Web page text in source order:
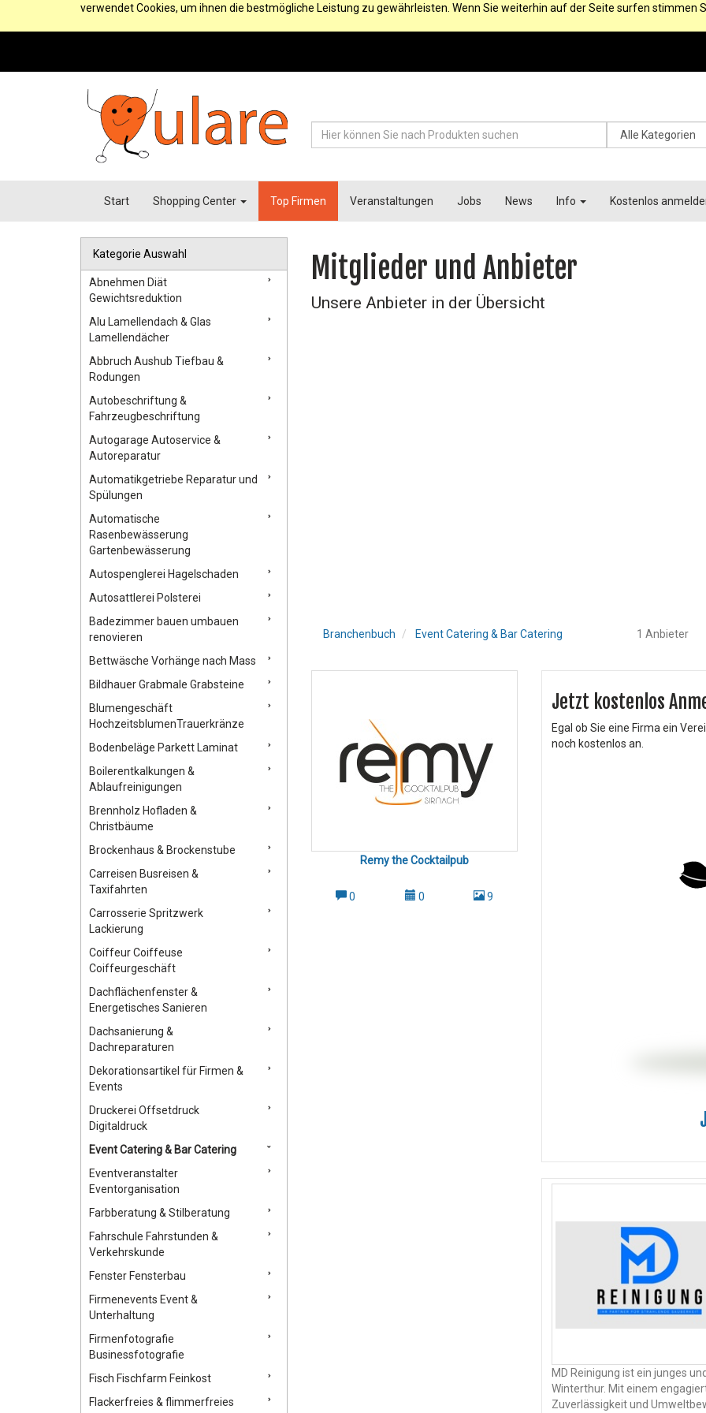
verwendet Cookies, um ihnen die bestmögliche Leistung zu gewährleisten. Wenn Sie weiterhin auf der Seite surfen stimmen
Start Shopping Center Top Firmen Veranstaltungen Jobs News Info Kostenlos
Mitglieder und Anbieter
Unsere Anbieter in der Übersicht
Branchenbuch Event Catering & Bar Catering 1 Anbieter
Jetzt kostenlos
Egal ob Sie eine Firma ein
noch kostenlos an.
Remy the Cocktailpub
0 0 9
MD Reinigung ist ein junges
Winterthur. Mit einem
Zuverlässigkeit und
Kategorie Auswahl
Abnehmen Diät
Gewichtsreduktion
Alu Lamellendach & Glas
Lamellendächer
Abbruch Aushub Tiefbau &
Rodungen
Autobeschriftung &
Fahrzeugbeschriftung
Autogarage Autoservice &
Autoreparatur
Automatikgetriebe Reparatur und
Spülungen
Automatische
Rasenbewässerung
Gartenbewässerung
Autospenglerei Hagelschaden
Autosattlerei Polsterei
Badezimmer bauen umbauen
renovieren
Bettwäsche Vorhänge nach Mass
Bildhauer Grabmale Grabsteine
Blumengeschäft
HochzeitsblumenTrauerkränze
Bodenbeläge Parkett Laminat
Boilerentkalkungen &
Ablaufreinigungen
Brennholz Hofladen &
Christbäume
Brockenhaus & Brockenstube
Carreisen Busreisen &
Taxifahrten
Carrosserie Spritzwerk
Lackierung
Coiffeur Coiffeuse
Coiffeurgeschäft
Dachflächenfenster &
Energetisches Sanieren
Dachsanierung &
Dachreparaturen
Dekorationsartikel für Firmen &
Events
Druckerei Offsetdruck
Digitaldruck
Event Catering & Bar Catering
Eventveranstalter
Eventorganisation
Farbberatung & Stilberatung
Fahrschule Fahrstunden &
Verkehrskunde
Fenster Fensterbau
Firmenevents Event &
Unterhaltung
Firmenfotografie
Businessfotografie
Fisch Fischfarm Feinkost
Flackerfreies & flimmerfreies